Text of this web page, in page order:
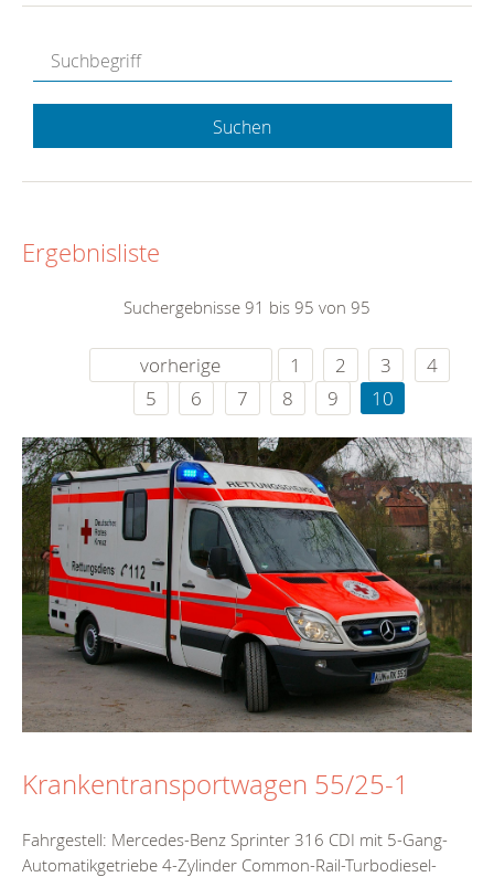
Suchen
Ergebnisliste
Suchergebnisse 91 bis 95 von 95
vorherige 1 2 3
4
5
6 7 8 9 10
Krankentransportwagen 55/25-1
Fahrgestell: Mercedes-Benz Sprinter 316 CDI mit 5-Gang-
Automatikgetriebe 4-Zylinder Common-Rail-Turbodiesel-